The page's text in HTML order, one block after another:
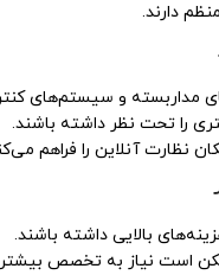
دارند.
مداربسته و سیستم‌های
را تحت نظر داشته باشند.
نظارت آنلاین را فراهم
بالایی داشته باشند.
است نیاز به تخصص